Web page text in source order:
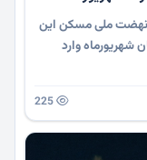
اراضی پروژه ۱۸۸ هکتاری نهضت ملی مسکن این
شهریورماه وارد